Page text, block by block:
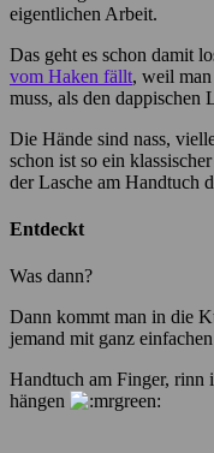
eigentlichen Arbeit.
Das geht es schon damit
vom Haken fällt, weil
muss, als den dappischen
Die Hände sind nass,
schon ist so ein
der Lasche am Handtuch
Entdeckt
Was dann?
Dann kommt man in die
jemand mit ganz
Handtuch am Finger, rinn
hängen